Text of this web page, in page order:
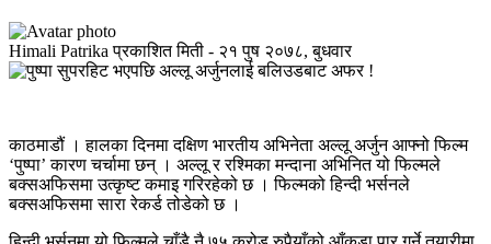
Himali Patrika प्रकाशित मिती - २१ पुष २०७८, बुधवार
काठमाडौं । हालका दिनमा दक्षिण भारतीय अभिनेता अल्लू अर्जुन आफ्नो फिल्म
‘पुष्पा’ कारण चर्चामा छन् । अल्लू र रश्मिका मन्दाना अभिनित यो फिल्मले
बक्सअफिसमा उत्कृष्ट कमाइ गरिरहेको छ । फिल्मको हिन्दी भर्सनले
बक्सअफिसमा सारा रेकर्ड तोडेको छ ।